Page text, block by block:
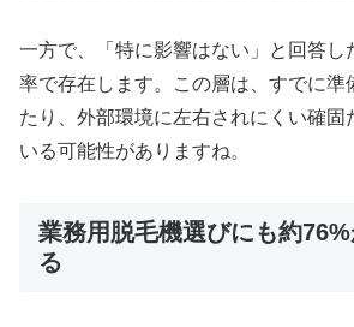
一方で、「特に影響はない」と回答し
率で存在します。この層は、すでに準
たり、外部環境に左右されにくい確固
いる可能性がありますね。
業務用脱毛機選びにも約
る